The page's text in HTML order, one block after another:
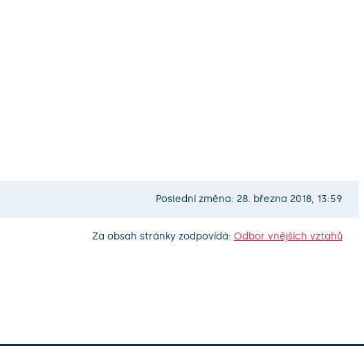
Poslední změna: 28. března 2018, 13:59
Za obsah stránky zodpovídá: Odbor vnějších vztahů